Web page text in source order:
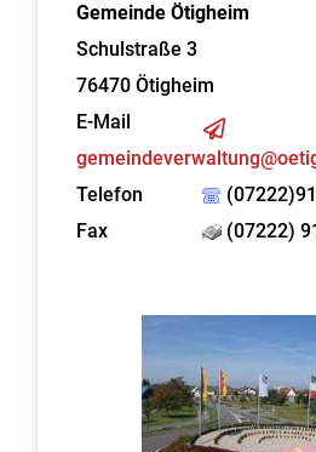
Gemeinde Ötigheim
Schulstraße 3
76470 Ötigheim
E-Mail
Telefon
Fax
(07222)